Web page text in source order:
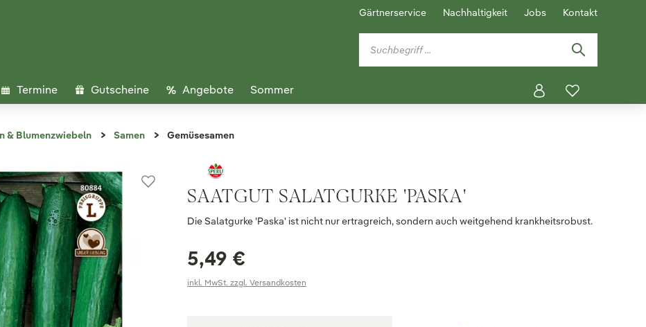
Gärtnerservice Nachhaltigkeit Jobs Kontakt
Termine Gutscheine Angebote Sommer
& Blumenzwiebeln Samen Gemüsesamen
SAATGUT SALATGURKE 'PASKA'
Die Salatgurke 'Paska' ist nicht nur ertragreich, sondern auch weitgehend krankheitsrobust.
5,49 €
inkl. MwSt. zzgl. Versandkosten